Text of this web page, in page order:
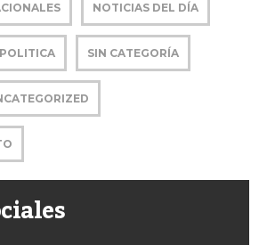
NOTICIAS DEL DÍA
POLITICA SIN CATEGORÍA